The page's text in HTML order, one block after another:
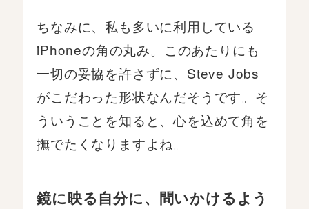
ちなみに、私も多いに利用している
iPhoneの角の丸み。このあたりにも
一切の妥協を許さずに、Steve Jobs
がこだわった形状なんだそうです。そ
ういうことを知ると、心を込めて角を
撫でたくなりますよね。
鏡に映る自分に、問いかけるよう